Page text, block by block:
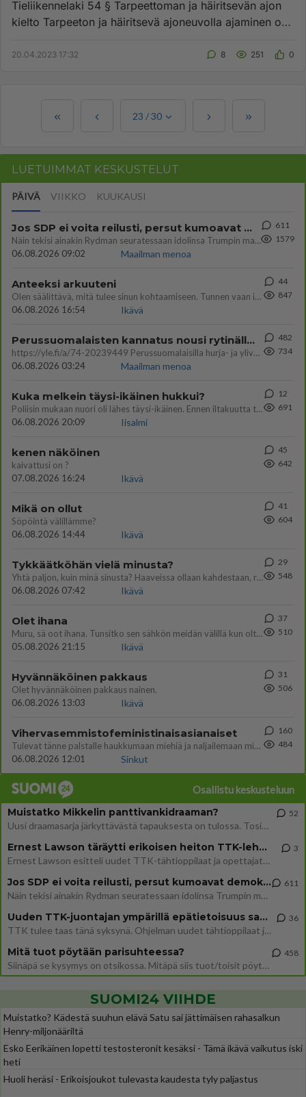
Tieliikennelaki 54 § Tarpeettoman ja häiritsevän ajon
kielto Tarpeeton ja häiritsevä ajoneuvolla ajaminen on
20.04.2023 17:32 8 251 0
23 /30
LUETUIMMAT KESKUSTELUT
PÄIVÄ VIIKKO KUUKAUSI
Jos SDP ei voita reilusti, persut kumoavat demokratian Suomesta
Näin tekisi ainakin Rydman seuratessaan idolinsa Trumpin mallia https://www.is.fi/politiikka/art-2000012187244.html
06.08.2026 09:02
Maailman menoa
611
1579
Anteeksi arkuuteni
Olen säälittävä, mitä tulee sinun kohtaamiseen. Tunnen vaan itseni todella epävarmaksi sun kanssa. Jos minun olisi pitän
06.08.2026 16:54
Ikävä
44
847
Perussuomalaisten kannatus nousi rytinällä Ylen tänään julkaisemassa tuoreimmassa gallup-kyselyssä.
https://yle.fi/a/74-20239449 Perussuomalaisilla hurja- ja ylivoimaisesti suurin nousu tässä uudessa Ylen gallupissa. Kyl
06.08.2026 03:24
Maailman menoa
482
734
Kuka melkein täysi-ikäinen hukkui?
Poliisin mukaan nuori oli lähes täysi-ikäinen. Ennen iltakuutta tulleen ilmoituksen mukaan ihminen oli joutunut mahdoll
06.08.2026 20:09
Iisalmi
12
691
kenen näköinen
kaivattusi on ?
07.08.2026 16:24
Ikävä
45
642
Mikä on ollut
Söpöintä välillämme?
06.08.2026 14:44
Ikävä
41
604
Tykkäätköhän vielä minusta?
Yhtä paljon, kuin minä sinusta? Haaveissa ollaan kahdestaan, rauhassa ja lähennytään fyysisesti ja tutustutaan syvemmin
06.08.2026 07:42
Ikävä
29
548
Olet ihana
Muru, sä oot ihana. Tunsitko sen sähkön meidän välillä kun oltiin ihan låhekkäin? 👩‍❤️‍👩❤️😼😘
05.08.2026 21:15
Ikävä
37
510
Hyvännäköinen pakkaus
Olet hyvännäköinen pakkaus nainen.
06.08.2026 13:03
Ikävä
31
506
Vihervasemmistofeministinaisasianaiset
Tulevat tänne palstalle haukkumaan miehiä ja naljailemaan miehelle, kehuvat olevansa heitä parempia. Itse asuvat MIEHE
06.08.2026 12:01
Sinkut
160
484
Osallistu keskusteluun
Muistatko Mikkelin panttivankidraaman?
Uusi draamasarja järkyttävästä tapauksesta on tulossa. Tositapahtumiin perustuva sarja ammentaa vuoden 1986 Mikkelin pan
52
Ernest Lawson täräytti erikoisen heiton TTK-lehdistötilaisuudessa: " Onko tässä tarkoituksena...?"
Ernest Lawson esitteli uudet TTK-tähtioppilaat ja opettajat torstaina 6.8. lehdistölle. Tulevalla kaudella on yksi hausk
3
Jos SDP ei voita reilusti, persut kumoavat demokratian Suomesta
Näin tekisi ainakin Rydman seuratessaan idolinsa Trumpin mallia https://www.is.fi/politiikka/art-2000012187244.html
611
Uuden TTK-juontajan ympärillä epätietoisuus sakenee - Nyt MTV hämmentää soppaa
TTK tulee taas tänä syksynä. Ohjelman uudet tähtioppilaat julkistetaan torstaina 6. elokuuta klo 14 alkavassa lehdistö
36
Mitä tuot pöytään parisuhteessa?
Siinäpä se kysymys on otsikossa. Mitäpä siis tuot/toisit pöytään parisuhteessa? Oletko mies vai nainen? Koetko sen mitä
458
SUOMI24 VIIHDE
Muistatko? Kädestä suuhun elävä Satu sai jättimäisen rahasalkun
Henry-miljonääriltä
Esko Eerikäinen lopetti testosteronit kesäksi - Tämä ikävä vaikutus iski
heti
Huoli heräsi - Erikoisjoukot tulevasta kaudesta tyly paljastus